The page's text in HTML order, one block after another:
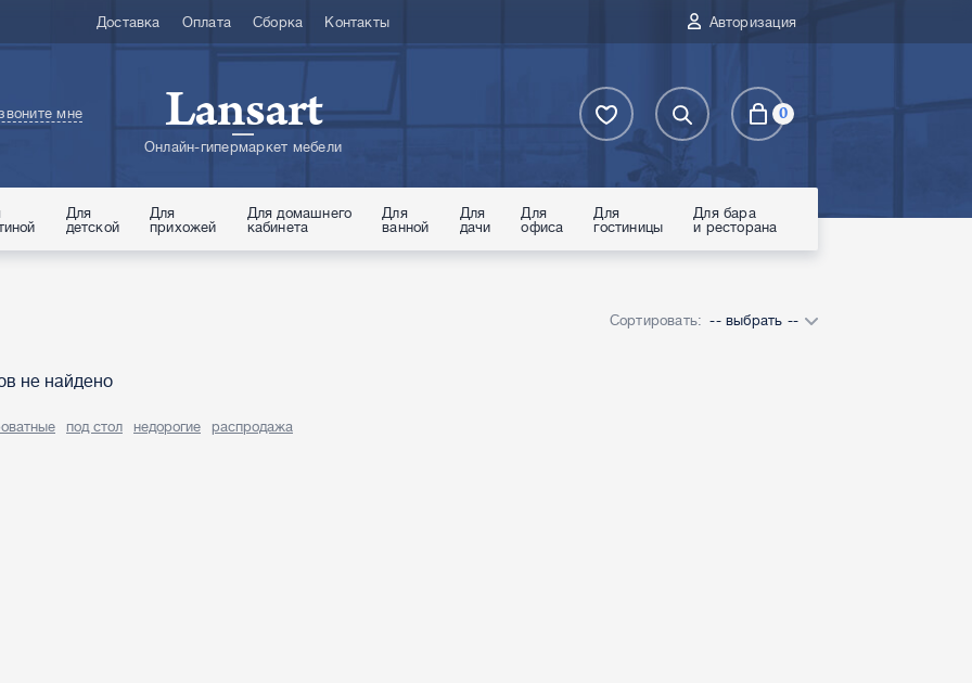
Авторизация
Доставка Оплата Сборка Контакты
мне 0
Lansart
Онлайн-гипермаркет мебели
Для
детской
Для
прихожей
Для домашнего
кабинета
Для
ванной
Для
дачи
Для
офиса
Для
гостиницы
Для бара
и ресторана
Сортировать: -- выбрать --
не найдено
под стол недорогие распродажа